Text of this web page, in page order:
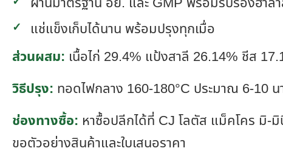
แช่แข็งเก็บได้นาน พร้อมปรุงทุกเมื่อ
ส่วนผสม: เนื้อไก่ 29.4% แป้งสาลี 26.14% ชีส
วิธีปรุง: ทอดไฟกลาง 160-180°C ประมาณ 6-10
ช่องทางซื้อ: หาซื้อปลีกได้ที่ CJ โลตัส แม็คโคร มิ-
ขอตัวอย่างสินค้าและใบเสนอราคา